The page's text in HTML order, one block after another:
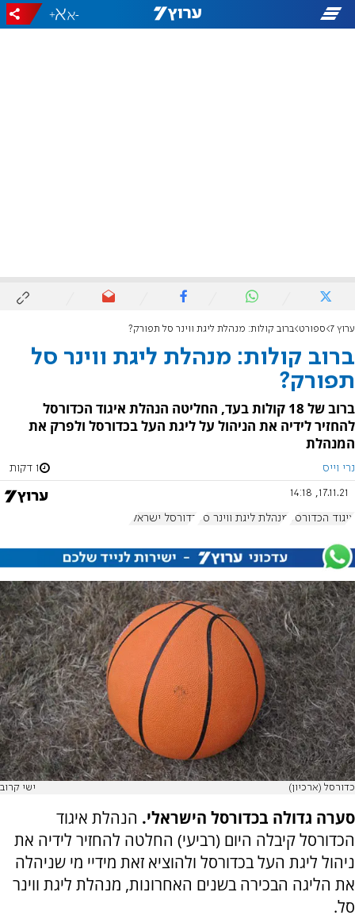
-
+
ערוץ 7 ספורט ברוב קולות: מנהלת ליגת ווינר סל תפורק?
ברוב קולות: מנהלת ליגת ווינר סל
תפורק?
ברוב של 18 קולות בעד, החליטה הנהלת איגוד הכדורסל
להחזיר לידיה את הניהול על ליגת העל בכדורסל ולפרק את
המנהלת
נרי וייס 1 דקות
17.11.21, 14:18
איגוד הכדורסל מנהלת ליגת ווינר סל כדורסל ישראלי
כדורסל (ארכיון) ישי קרוב
סערה גדולה בכדורסל הישראלי. הנהלת איגוד
הכדורסל קיבלה היום (רביעי) החלטה להחזיר לידיה את
ניהול ליגת העל בכדורסל ולהוציא זאת מידיי מי שניהלה
את הליגה הבכירה בשנים האחרונות, מנהלת ליגת ווינר
סל.